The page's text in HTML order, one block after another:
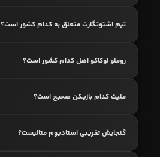
تیم اشتوتگارت متعلق به کدام کشور است؟
روملو لوکاکو اهل کدام کشور است؟
ملیت کدام بازیکن صحیح است؟
گنجایش تقریبی استادیوم متالیست؟